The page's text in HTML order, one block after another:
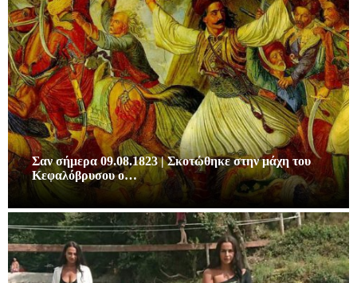
Σαν σήμερα 09.08.1823 | Σκοτώθηκε στην μάχη του
Κεφαλόβρυσου ο…